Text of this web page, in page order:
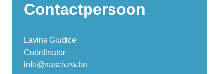
Contactpersoon
Lavina Giudice
Coördinator
info@nascivzw.be